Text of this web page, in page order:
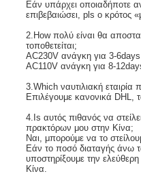
Εάν υπάρχει οποιαδήποτε
επιβεβαιώσει, pls ο κρότος
2.How πολύ είναι θα
τοποθετείται;
AC230V ανάγκη για 3-6days
AC110V ανάγκη για 8-
3.Which ναυτιλιακή εταιρία
Επιλέγουμε κανονικά DHL,
4.Is αυτός πιθανός να
πρακτόρων μου στην Κίνα;
Ναι, μπορούμε να το
Εάν το ποσό διαταγής άνω
υποστηρίξουμε την
Κίνα.